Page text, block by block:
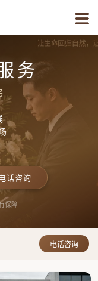
务
话咨询
保障
电话咨询